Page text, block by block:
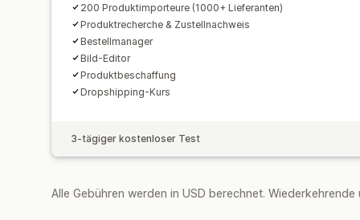
200 Produktimporteure (1000+ Lieferanten)
Produktrecherche & Zustellnachweis
Bestellmanager
Bild-Editor
Produktbeschaffung
Dropshipping-Kurs
3-tägiger kostenloser Test
Alle Gebühren werden in USD berechnet.